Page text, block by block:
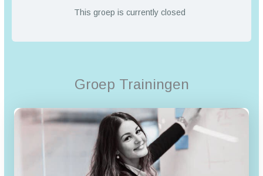
This groep is currently closed
Groep Trainingen